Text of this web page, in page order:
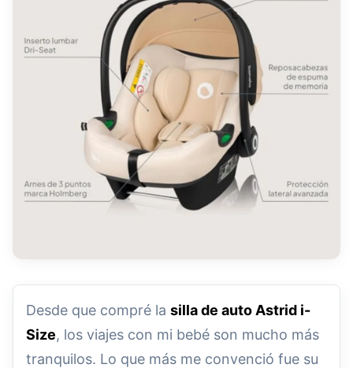
Desde que compré la silla de auto Astrid i-
Size, los viajes con mi bebé son mucho más
tranquilos. Lo que más me convenció fue su